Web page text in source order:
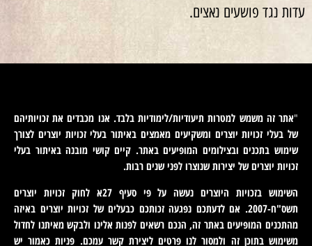
עדות נגד פושעים נאצים.
"אתר זה משמש למטרות תיעודיות/לימודיות בלבד. אנו מכבדים את זכויותיהם
של בעלי זכויות יוצרים ומשקיעים מאמצים באיתור בעלי זכויות יוצרים לצורך
שימוש בתכנים ובצילומים המופיעים באתר. קיים קושי מובנה באיתור בעלי
זכויות יוצרים של יצירות שנוצרו לפני שנים רבות.
השימוש בזכויות היוצרים נעשה על פי סעיף 27א לחוק זכויות יוצרים
תשס"ח-2007. אם לדעתכם נפגעה זכותכם כבעלים של זכויות יוצרים באיזה
מהתכנים המופיעים באתר זה, הנכם רשאים לפנות אלינו ולבקש מאיתנו לחדול
משימוש בתוכן זה ולמסור לנו פרטים ליצירת קשר עמכם. פניות כאמור יש